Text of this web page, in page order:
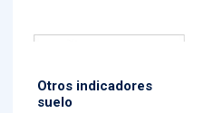
Otros indicadores
suelo